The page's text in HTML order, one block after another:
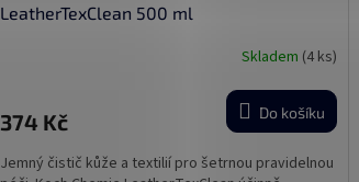
LeatherTexClean 500 ml
Skladem (4 ks)
374 Kč Do košíku
Jemný čistič kůže a textilií pro šetrnou pravidelnou